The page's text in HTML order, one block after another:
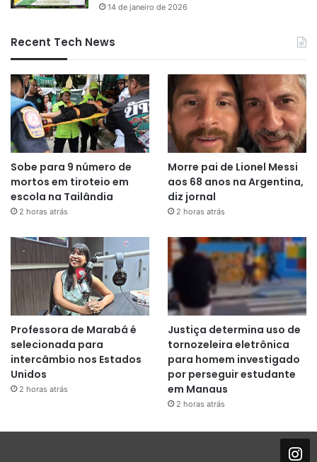
14 de janeiro de 2026
Recent Tech News
Sobe para 9 número de
mortos em tiroteio em
escola na Tailândia
2 horas atrás
Morre pai de Lionel Messi
aos 68 anos na Argentina,
diz jornal
2 horas atrás
Professora de Marabá é
selecionada para
intercâmbio nos Estados
Unidos
2 horas atrás
Justiça determina uso de
tornozeleira eletrônica
para homem investigado
por perseguir estudante
em Manaus
2 horas atrás